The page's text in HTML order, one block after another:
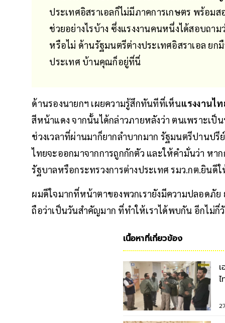
ประเทศอิสราเอลก็ไม่มีภาคการเกษตร พร้อม
ช่วยอย่างไรบ้าง ซึ่งแรงงานคนหนึ่งได้สอบถา
หรือไม่ ด้านรัฐมนตรีต่างประเทศอิสราเอล ย
ประเทศ บ้านคุณก็อยู่ที่นี่
ด้านรองนายกฯ เผยความรู้สึกทันทีที่เห็นแรงงานไ
สีหน้าแดง จากนั้นได้กล่าวภายหลังว่า ตนเพราะเป็
ช่วงเวลาที่ผ่านมาก็ยากลำบากมาก รัฐมนตรีปานป
ไทยจะออกมาจากการถูกกักตัว และให้คำมั่นว่า หา
รัฐบาลหรือกระทรวงการต่างประเทศ รมว.กต.ยินดี
ผมดีใจมากที่หน้าตาของพวกเรายังมีความปลอดภั
ถือว่าเป็นวันสำคัญมาก ที่ทำให้เราได้พบกัน อีกไม่กี่
เนื้อหาที่เกี่ยวข้อง